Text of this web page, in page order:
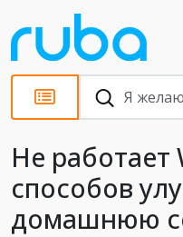
Статьи
Не работает
способов
домашнюю